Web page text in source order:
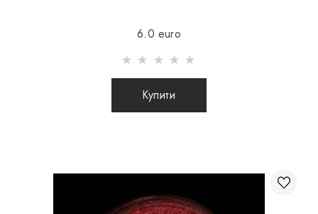
6.0 euro
Купити